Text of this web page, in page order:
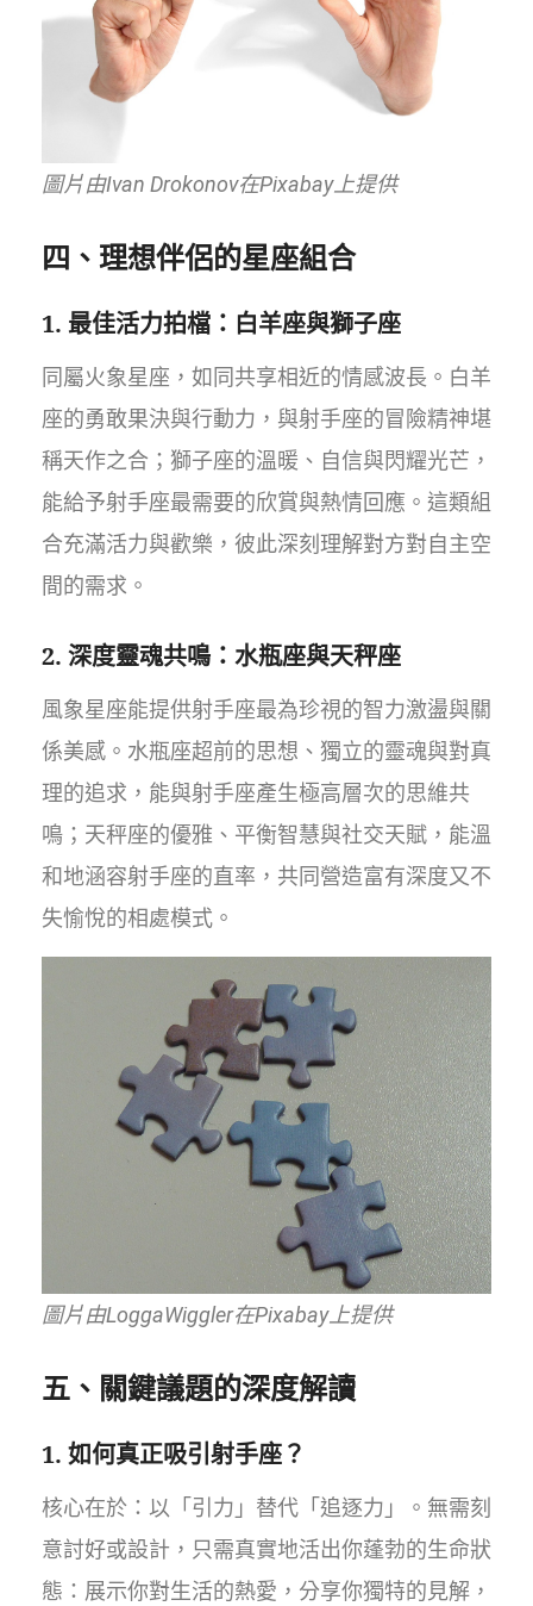
圖片由Ivan Drokonov在Pixabay上提供
四、理想伴侶的星座組合
1. 最佳活力拍檔：白羊座與獅子座
同屬火象星座，如同共享相近的情感波長。白羊
座的勇敢果決與行動力，與射手座的冒險精神堪
稱天作之合；獅子座的溫暖、自信與閃耀光芒，
能給予射手座最需要的欣賞與熱情回應。這類組
合充滿活力與歡樂，彼此深刻理解對方對自主空
間的需求。
2. 深度靈魂共鳴：水瓶座與天秤座
風象星座能提供射手座最為珍視的智力激盪與關
係美感。水瓶座超前的思想、獨立的靈魂與對真
理的追求，能與射手座產生極高層次的思維共
鳴；天秤座的優雅、平衡智慧與社交天賦，能溫
和地涵容射手座的直率，共同營造富有深度又不
失愉悅的相處模式。
圖片由LoggaWiggler在Pixabay上提供
五、關鍵議題的深度解讀
1. 如何真正吸引射手座？
核心在於：以「引力」替代「追逐力」。無需刻
意討好或設計，只需真實地活出你蓬勃的生命狀
態：展示你對生活的熱愛，分享你獨特的見解，